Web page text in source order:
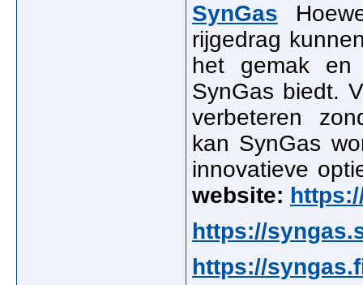
SynGas
rijgedrag
het gemak en
SynGas biedt.
verbeteren
kan SynGas
innovatieve
website:
https://
https://